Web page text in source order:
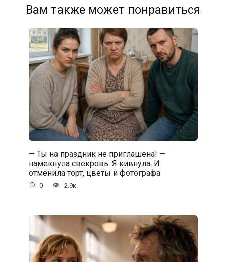
Вам также может понравиться
— Ты на праздник не приглашена! —
намекнула свекровь. Я кивнула. И
отменила торт, цветы и фотографа
0 2.9к.